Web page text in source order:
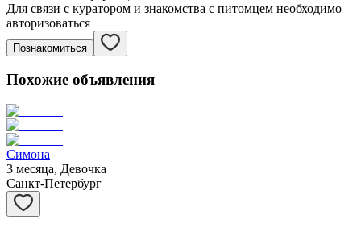
Для связи с куратором и знакомства с питомцем необходимо
авторизоваться
Познакомиться
Похожие объявления
Симона
3 месяца, Девочка
Санкт-Петербург